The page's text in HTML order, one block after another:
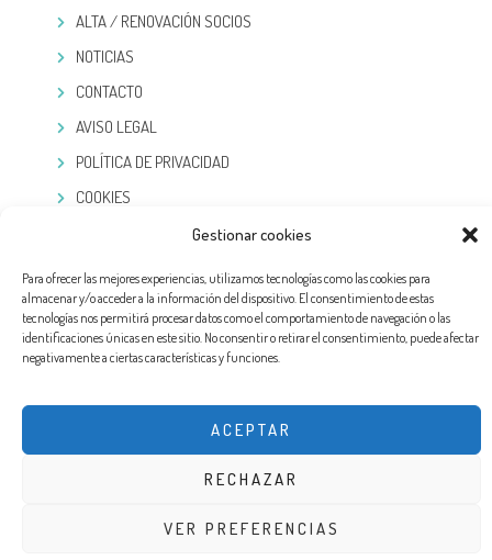
Gestionar cookies
Para ofrecer las mejores experiencias, utilizamos tecnologías como las cookies para
almacenar y/o acceder a la información del dispositivo. El consentimiento de estas
tecnologías nos permitirá procesar datos como el comportamiento de navegación o las
identificaciones únicas en este sitio. No consentir o retirar el consentimiento, puede afectar
negativamente a ciertas características y funciones.
ACEPTAR
RECHAZAR
VER PREFERENCIAS
ALTA / RENOVACIÓN SOCIOS
NOTICIAS
CONTACTO
AVISO LEGAL
POLÍTICA DE PRIVACIDAD
COOKIES